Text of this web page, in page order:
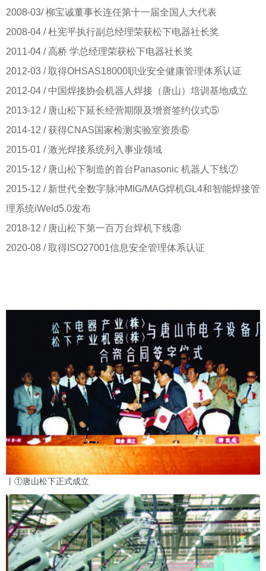
2008-03/ 柳宝诚董事长连任第十一届全国人大代表
2008-04 / 杜宪平执行副总经理荣获松下电器社长奖
2011-04 / 高桥 学总经理荣获松下电器社长奖
2012-03 / 取得OHSAS18000职业安全健康管理体系认证
2012-04 / 中国焊接协会机器人焊接（唐山）培训基地成立
2013-12 / 唐山松下延长经营期限及增资签约仪式⑤
2014-12 / 获得CNAS国家检测实验室资质⑥
2015-01 / 激光焊接系统列入事业领域
2015-12 / 唐山松下制造的首台Panasonic 机器人下线⑦
2015-12 / 新世代全数字脉冲MIG/MAG焊机GL4和智能焊接管
理系统iWeld5.0发布
2018-12 / 唐山松下第一百万台焊机下线⑧
2020-08 / 取得ISO27001信息安全管理体系认证
丨①唐山松下正式成立